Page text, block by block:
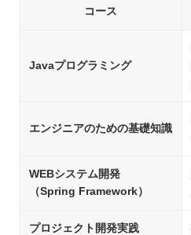
コース
Javaプログラミング
エンジニアのための基礎知識
WEBシステム開発
（Spring Framework）
プロジェクト開発実践